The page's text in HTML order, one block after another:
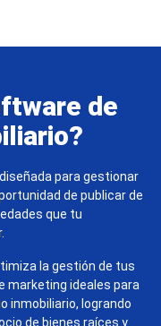
de
para gestionar
de publicar de
que tu
la gestión de tus
marketing ideales para
inmobiliario, logrando
de bienes raíces y